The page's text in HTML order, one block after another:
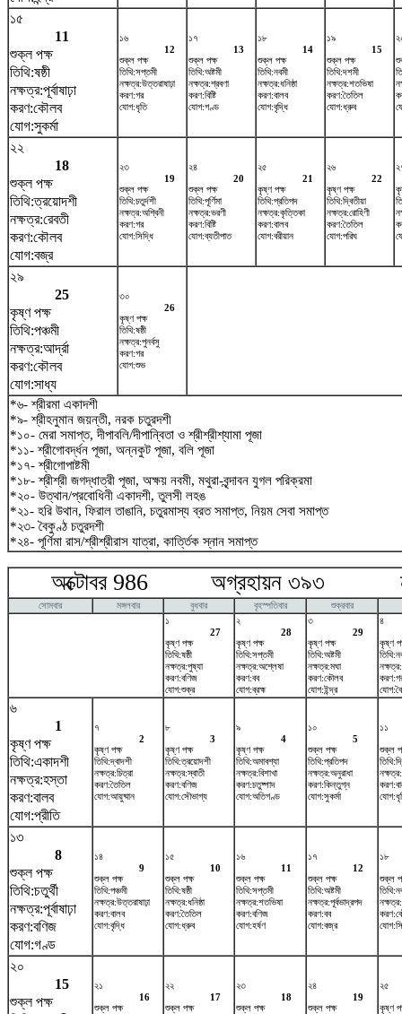
১৫
11
শুক্ল পক্ষ
তিথি:ষষ্ঠী
নক্ষত্র:পূর্বাষাঢ়া
করণ:কৌলব
যোগ:সুকর্মা
১৬
12
শুক্ল পক্ষ
তিথি:সপ্তমী
নক্ষত্র:উত্তরাষাঢ়া
করণ:গর
যোগ:ধৃতি
১৭
13
শুক্ল পক্ষ
তিথি:অষ্টমী
নক্ষত্র:শ্রবণা
করণ:বিষ্টি
যোগ:গণ্ড
১৮
14
শুক্ল পক্ষ
তিথি:নবমী
নক্ষত্র:ধনিষ্ঠা
করণ:বালব
যোগ:বৃদ্ধি
১৯
15
শুক্ল পক্ষ
তিথি:দশমী
নক্ষত্র:শতভিষ‌া
করণ:তৈতিল
যোগ:ধ্রুব
২২
18
শুক্ল পক্ষ
তিথি:ত্রয়োদশী
নক্ষত্র:রেবতী
করণ:কৌলব
যোগ:বজ্র
২৩
19
শুক্ল পক্ষ
তিথি:চতুর্দশী
নক্ষত্র:অশ্বিনী
করণ:গর
যোগ:সিদ্ধি
২৪
20
শুক্ল পক্ষ
তিথি:পূর্ণিমা
নক্ষত্র:ভরণী
করণ:বিষ্টি
যোগ:ব্যতীপাত
২৫
21
কৃষ্ণ পক্ষ
তিথি:প্রতিপদ
নক্ষত্র:কৃত্তিকা
করণ:বালব
যোগ:বরীয়ান
২৬
22
কৃষ্ণ পক্ষ
তিথি:দ্বিতীয়া
নক্ষত্র:রোহিণী
করণ:তৈতিল
যোগ:পরিঘ
২৯
25
কৃষ্ণ পক্ষ
তিথি:পঞ্চমী
নক্ষত্র:আর্দ্রা
করণ:কৌলব
যোগ:সাধ্য
৩০
26
কৃষ্ণ পক্ষ
তিথি:ষষ্ঠী
নক্ষত্র:পুনর্বসু
করণ:গর
যোগ:শুভ
*৬- শ্রীরমা একাদশী
*৯- শ্রীহনুমান জয়ন্তী, নরক চতুরদশী
*১০- মেরা সমাপ্ত, দীপাবলি/দীপান্বিতা ও শ্রীশ্রীশ্যামা পূজা
*১১- শ্রীগোবর্দ্ধন পূজা, অন্নকুট পূজা, বলি পূজা
*১৭- শ্রীগোপাষ্টমী
*১৮- শ্রীশ্রী জগদ্ধাত্রী পূজা, অক্ষয় নবমী, মথুরা-বৃন্দাবন যুগল পরিক্রমা
*২০- উত্থান/প্রবোধিনী একাদশী, তুলসী লহঙ
*২১- হরি উথান, ফিরাল তাঙানি, চতুরমাস্য ব্রত সমাপ্ত, নিয়ম সেবা সমাপ্ত
*২৩- বৈকুণ্ঠ চতুরদশী
*২৪- পূর্ণিমা রাস/শ্রীশ্রীরাস যাত্রা, কার্ত্তিক স্নান সমাপ্ত
অক্টোবর 986 অগ্রহায়ন ৩৯৩
সোমবার মঙ্গলবার বুধবার বৃহস্পতিবার
শুক্রবার
১
27
কৃষ্ণ পক্ষ
তিথি:ষষ্ঠী
নক্ষত্র:পুষ্যা
করণ:বণিজ
যোগ:শুক্র
২
28
কৃষ্ণ পক্ষ
তিথি:সপ্তমী
নক্ষত্র:অশ্লেষা
করণ:বব
যোগ:ব্রহ্ম
৩
29
কৃষ্ণ পক্ষ
তিথি:অষ্টমী
নক্ষত্র:মঘা
করণ:কৌলব
যোগ:ইন্দ্র
৪
কৃষ্ণ
৬
1
কৃষ্ণ পক্ষ
তিথি:একাদশী
নক্ষত্র:হস্তা
করণ:বালব
যোগ:প্রীতি
৭
2
কৃষ্ণ পক্ষ
তিথি:দ্বাদশী
নক্ষত্র:চিত্রা
করণ:তৈতিল
যোগ:আয়ুষ্মান
৮
3
কৃষ্ণ পক্ষ
তিথি:ত্রয়োদশী
নক্ষত্র:স্বাতী
করণ:বণিজ
যোগ:সৌভাগ্য
৯
4
কৃষ্ণ পক্ষ
তিথি:অমাবশ্যা
নক্ষত্র:বিশাখা
করণ:চতুষ্পাদ
যোগ:অতিগণ্ড
১০
5
শুক্ল পক্ষ
তিথি:প্রতিপদ
নক্ষত্র:অনুরাধা
করণ:কিন্তুগ্ন
যোগ:সুকর্মা
১১
শুক্ল
১৩
8
শুক্ল পক্ষ
তিথি:চতুর্থী
নক্ষত্র:পূর্বাষাঢ়া
করণ:বণিজ
যোগ:গণ্ড
১৪
9
শুক্ল পক্ষ
তিথি:পঞ্চমী
নক্ষত্র:উত্তরাষাঢ়া
করণ:বালব
যোগ:বৃদ্ধি
১৫
10
শুক্ল পক্ষ
তিথি:ষষ্ঠী
নক্ষত্র:ধনিষ্ঠা
করণ:তৈতিল
যোগ:ধ্রুব
১৬
11
শুক্ল পক্ষ
তিথি:সপ্তমী
নক্ষত্র:শতভিষ‌া
করণ:বণিজ
যোগ:হর্ষণ
১৭
12
শুক্ল পক্ষ
তিথি:অষ্টমী
নক্ষত্র:পূর্বভাদ্রপদ
করণ:বব
যোগ:বজ্র
১৮
শুক্ল
২০
15
শুক্ল পক্ষ
২১
16
শুক্ল পক্ষ
২২
17
শুক্ল পক্ষ
২৩
18
শুক্ল পক্ষ
২৪
19
শুক্ল পক্ষ
২৫
কৃষ্ণ